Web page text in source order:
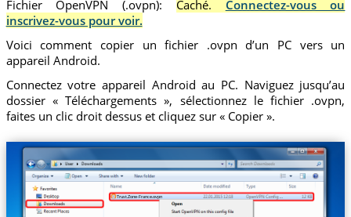
Fichier OpenVPN (.ovpn):
Caché. Connectez-vous ou
inscrivez-vous pour voir.
Voici comment copier un fichier .ovpn d’un PC vers un
appareil Android.
Connectez votre appareil Android au PC. Naviguez jusqu’au
dossier « Téléchargements », sélectionnez le fichier .ovpn,
faites un clic droit dessus et cliquez sur « Copier ».
Trust.Zone-France.ovpn